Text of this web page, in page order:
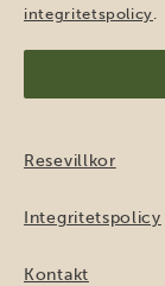
integritetspolicy
Resevillkor
Integritetspolicy
Kontakt